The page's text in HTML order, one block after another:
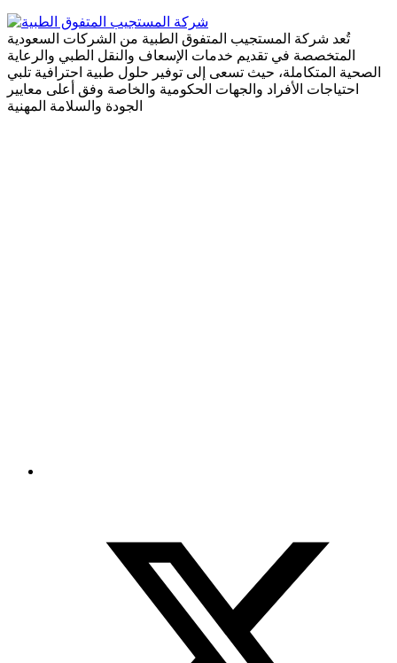
تُعد شركة المستجيب المتفوق الطبية من الشركات السعودية
المتخصصة في تقديم خدمات الإسعاف والنقل الطبي والرعاية
الصحية المتكاملة، حيث تسعى إلى توفير حلول طبية احترافية تلبي
احتياجات الأفراد والجهات الحكومية والخاصة وفق أعلى معايير
الجودة والسلامة المهنية